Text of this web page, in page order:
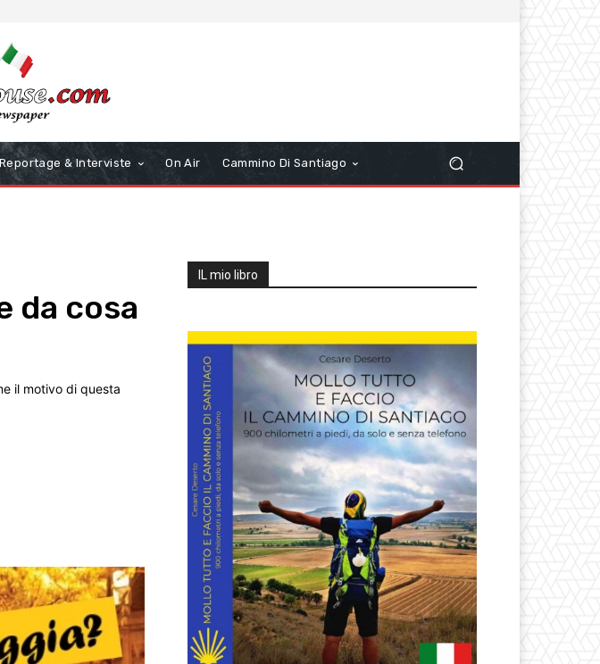
Reportage & Interviste On Air Cammino Di Santiago
da cosa
il motivo di questa
IL mio libro